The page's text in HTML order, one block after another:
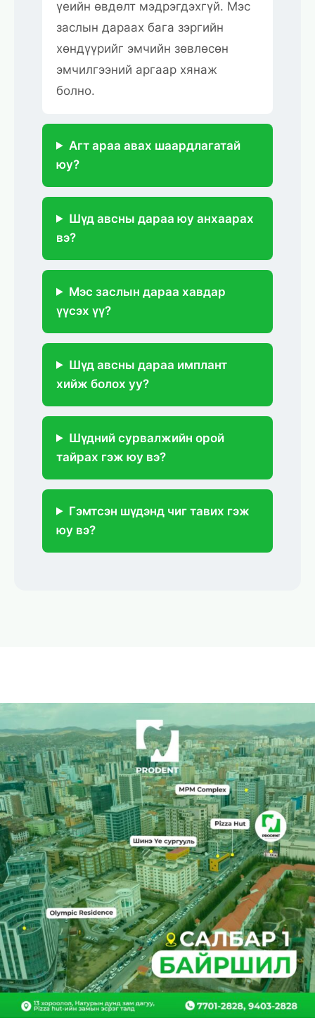
үеийн өвдөлт мэдрэгдэхгүй. Мэс
заслын дараах бага зэргийн
хөндүүрийг эмчийн зөвлөсөн
эмчилгээний аргаар хянаж
болно.
Агт араа авах шаардлагатай
юу?
Шүд авсны дараа юу анхаарах
вэ?
Мэс заслын дараа хавдар
үүсэх үү?
Шүд авсны дараа имплант
хийж болох уу?
Шүдний сурвалжийн орой
тайрах гэж юу вэ?
Гэмтсэн шүдэнд чиг тавих гэж
юу вэ?